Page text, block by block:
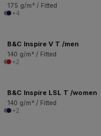
175 g/m² / Fitted
+4
B&C Inspire V T /men
140 g/m² / Fitted
+2
B&C Inspire LSL T /women
140 g/m² / Fitted
+2